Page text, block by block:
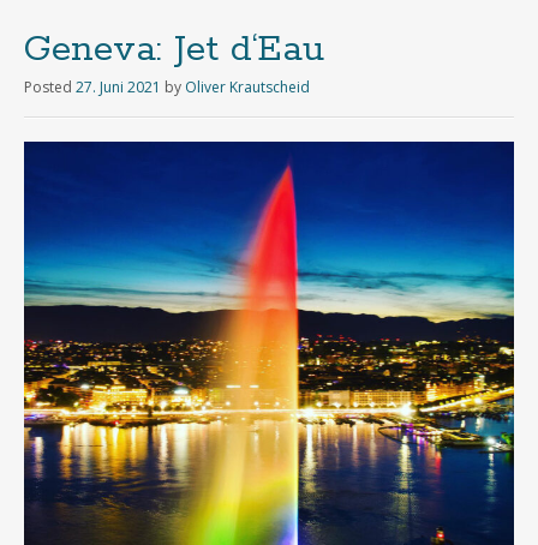
Geneva: Jet d‘Eau
Posted 27. Juni 2021 by Oliver Krautscheid